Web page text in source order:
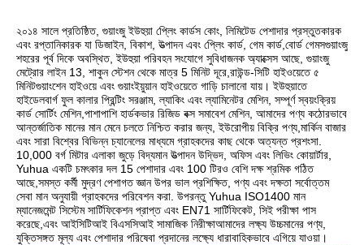
২০১৪ সালে প্রতিষ্ঠিত, গুয়াংজু ইউহুয়া প্লেিং কার্ডস কোং, লিমিটেড পেশাদার প্রস্তুতকারক
এবং রপ্তানিকারক যা ডিজাইন, বিকাশ, উত্পাদন এবং প্লেিং কার্ড, গেম কার্ড,বোর্ড গেমসগুয়াংজু
শহরের পূর্ব দিকে অবস্থিত, ইউহুয়া পরিবহন সংযোগে সুবিধাজনক অ্যাক্সেস আছে, গুয়াংজু
মেট্রোর লাইন 13, শাকুন স্টেশন থেকে মাত্র 5 মিনিট দূরে,রাউন্ড-সিটি হাইওয়েতে ৫
মিনিটগুয়াংশেন হাইওয়ে এবং গুয়াংইয়ুয়ান হাইওয়েতে গাড়ি চালানো যায়। ইউহুয়াতে
হাইডেলবার্গ ফুল কালার প্রিন্টিং সরঞ্জাম, ল্যাকিং এবং ল্যামিনেটর মেশিন, সম্পূর্ণ স্বয়ংক্রিয়
কার্ড সোর্টিং মেশিন,পাশাপাশি হার্ডকভার রিজিড বক্স সমাবেশ মেশিন, আমাদের পণ্য কঠোরভাবে
আন্তর্জাতিক মানের মান মেনে চলতে নিশ্চিত করার জন্য, ইউরোপীয় বিক্রি পণ্য,মার্কিন বাজার
এবং সারা বিশ্বের বিভিন্ন চ্যানেলের মাধ্যমে গ্রাহকদের কাছ থেকে অত্যন্ত প্রশংসা.
10,000 বর্গ মিটার এলাকা জুড়ে বিদ্যমান উত্পাদন উদ্ভিদ, অফিস এবং লিভিং কোয়ার্টার,
Yuhua একটি চমৎকার দল 15 পেশাদার এবং 100 টিরও বেশি দক্ষ শ্রমিক গঠিত
আছে,সমস্ত কর্মী মুদ্রণ পেশাগত জ্ঞান উপর ভাল প্রশিক্ষিত, পণ্য এবং দক্ষতা সর্বোত্তম
সেবা মান অনুযায়ী গ্রাহকদের পরিবেশন করা. উপরন্তু Yuhua ISO1400 মান
ম্যানেজমেন্ট সিস্টেম সার্টিফিকেশন প্রাপ্ত এবং EN71 সার্টিফিকেট, সিই পরীক্ষা পাস
করেছে,এবং আইসিটিআই বিএসসিআই সামাজিক নিরীক্ষাআমাদের লক্ষ্য উচ্চমানের পণ্য,
যুক্তিসঙ্গত মূল্য এবং পেশাদার পরিষেবা প্রদানের লক্ষ্যে ধারাবাহিকভাবে এগিয়ে যাওয়া।